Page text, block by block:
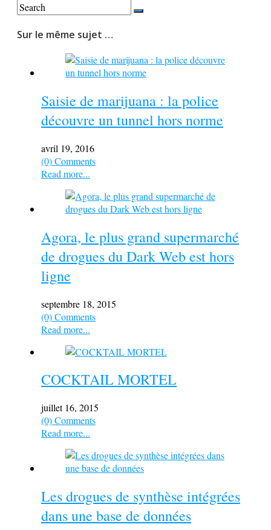
Sur le même sujet …
Saisie de marijuana : la police
découvre un tunnel hors norme
avril 19, 2016
(0) Comments
Read more...
Agora, le plus grand supermarché
de drogues du Dark Web est hors
ligne
septembre 18, 2015
(0) Comments
Read more...
COCKTAIL MORTEL
juillet 16, 2015
(0) Comments
Read more...
Les drogues de synthèse intégrées
dans une base de données